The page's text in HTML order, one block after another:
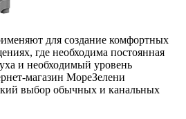
для создание комфортных
где необходима постоянная
и необходимый уровень
магазин МореЗелени
выбор обычных и канальных